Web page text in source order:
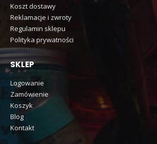
Koszt dostawy
Reklamacje i zwroty
Regulamin sklepu
Polityka prywatności
SKLEP
Logowanie
Zamówienie
Koszyk
Blog
Kontakt